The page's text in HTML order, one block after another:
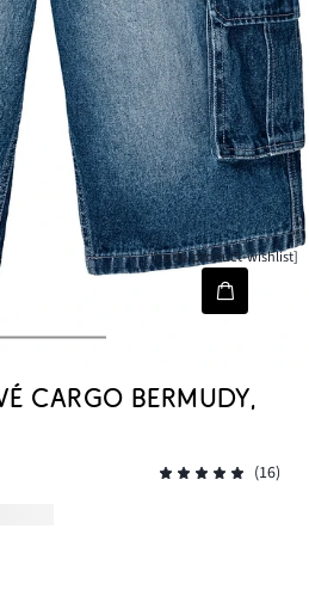
[node-product-wishlist]
CARGO BERMUDY,
(16)